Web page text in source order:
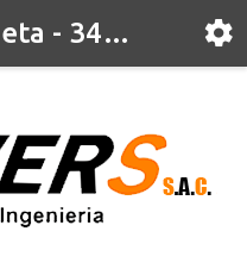
Búsqueda - Etiqueta - 34x7mm